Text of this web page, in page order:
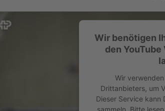
Wir benötigen
den
Wir
Drittanbieters, um
Dieser Service kann